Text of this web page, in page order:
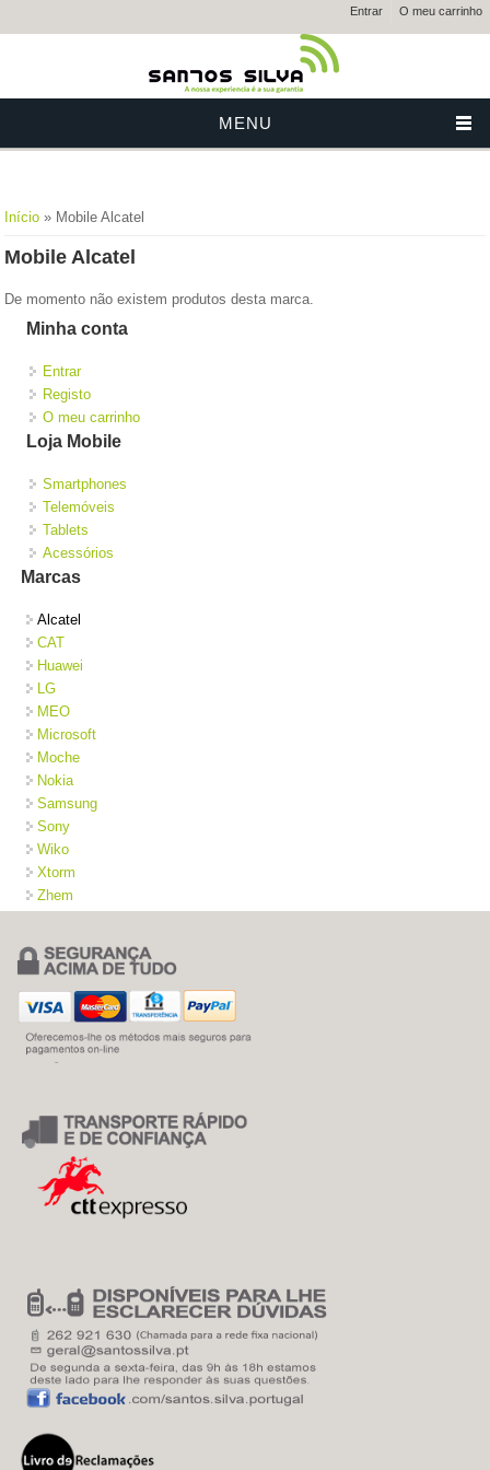
Entrar O meu carrinho
MENU
Está aqui
Início » Mobile Alcatel
Mobile Alcatel
De momento não existem produtos desta marca.
Minha conta
Entrar
Registo
O meu carrinho
Loja Mobile
Smartphones
Telemóveis
Tablets
Acessórios
Marcas
Alcatel
CAT
Huawei
LG
MEO
Microsoft
Moche
Nokia
Samsung
Sony
Wiko
Xtorm
Zhem